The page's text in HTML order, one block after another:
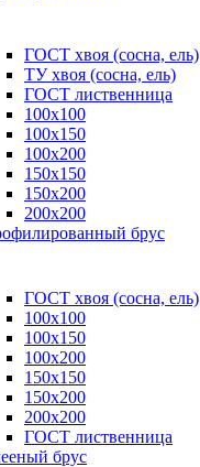
ГОСТ хвоя (сосна, ель)
ТУ хвоя (сосна, ель)
ГОСТ лиственница
100х100
100х150
100х200
150х150
150х200
200х200
брус
ГОСТ хвоя (сосна, ель)
100x100
100x150
100x200
150x150
150x200
200x200
ГОСТ лиственница
брус